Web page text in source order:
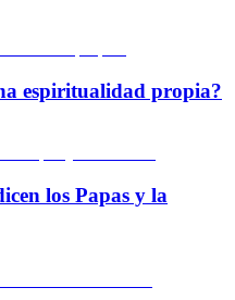
espiritualidad propia?
los Papas y la